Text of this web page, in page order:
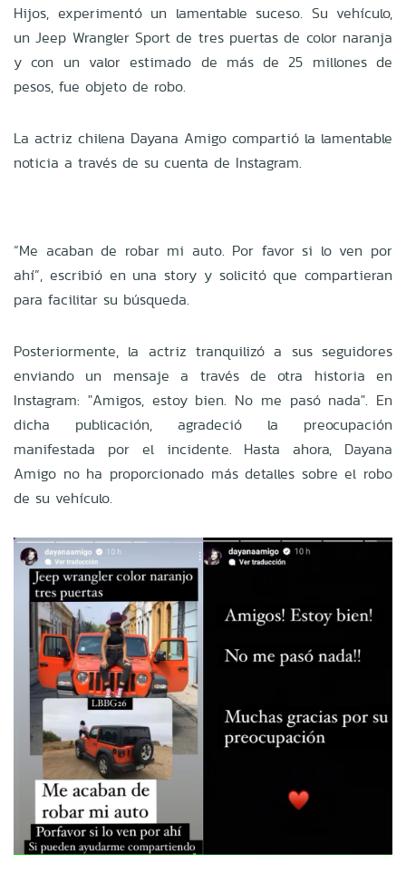
Hijos, experimentó un lamentable suceso. Su vehículo,
un Jeep Wrangler Sport de tres puertas de color naranja
y con un valor estimado de más de 25 millones de
pesos, fue objeto de robo.
La actriz chilena Dayana Amigo compartió la lamentable
noticia a través de su cuenta de Instagram.
“Me acaban de robar mi auto. Por favor si lo ven por
ahí”, escribió en una story y solicitó que compartieran
para facilitar su búsqueda.
Posteriormente, la actriz tranquilizó a sus seguidores
enviando un mensaje a través de otra historia en
Instagram: "Amigos, estoy bien. No me pasó nada". En
dicha publicación, agradeció la preocupación
manifestada por el incidente. Hasta ahora, Dayana
Amigo no ha proporcionado más detalles sobre el robo
de su vehículo.